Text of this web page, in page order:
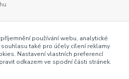
používání webu, analytické
také pro účely cílení reklamy
Nastavení vlastních preferencí
odkazem ve spodní části stránek.